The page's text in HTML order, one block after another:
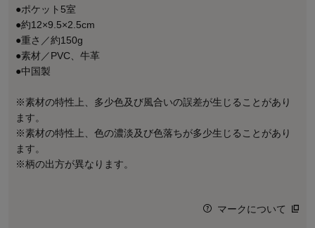
●ポケット5室
●約12×9.5×2.5cm
●重さ／約150g
●素材／PVC、牛革
●中国製
※素材の特性上、多少色及び風合いの誤差が生じることがあり
ます。
※素材の特性上、色の濃淡及び色落ちが多少生じることがあり
ます。
※柄の出方が異なります。
マークについて